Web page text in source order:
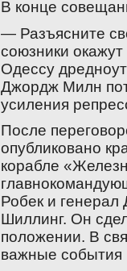
В конце
— Разъясните
союзники
Одессу
Джордж Милн
усиления
После
опубликовано
корабле
Робек и
Шиллинг. Он
положении. В
важные события